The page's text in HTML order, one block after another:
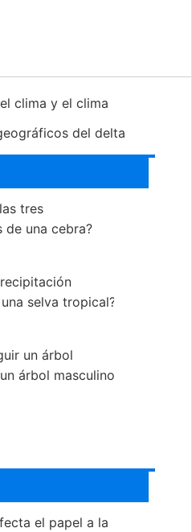
clima y el clima
del delta
tres
de una cebra?
selva tropical?
un árbol
árbol masculino
el papel a la